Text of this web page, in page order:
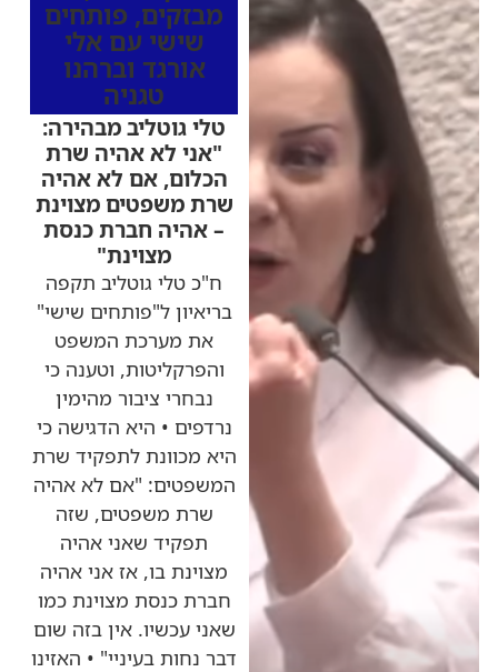
מבזקים, פותחים
שישי עם אלי
אורגד וברהנו
טגניה
טלי גוטליב מבהירה:
"אני לא אהיה שרת
הכלום, אם לא אהיה
שרת משפטים מצוינת
– אהיה חברת כנסת
מצוינת"
ח"כ טלי גוטליב תקפה
בריאיון ל"פותחים שישי"
את מערכת המשפט
והפרקליטות, וטענה כי
נבחרי ציבור מהימין
נרדפים • היא הדגישה כי
היא מכוונת לתפקיד שרת
המשפטים: "אם לא אהיה
שרת משפטים, שזה
תפקיד שאני אהיה
מצוינת בו, אז אני אהיה
חברת כנסת מצוינת כמו
שאני עכשיו. אין בזה שום
דבר נחות בעיניי" • האזינו